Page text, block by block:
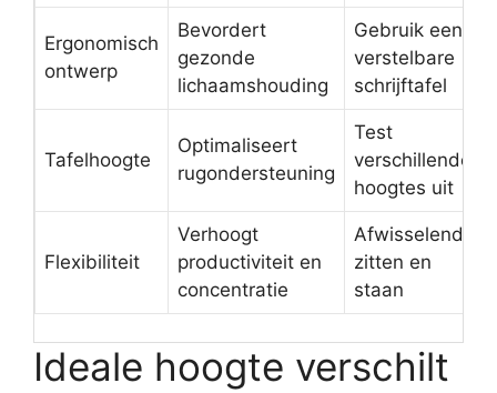
Ergonomisch
ontwerp
Bevordert
gezonde
lichaamshouding
Gebruik een
verstelbare
schrijftafel
Tafelhoogte
Optimaliseert
rugondersteuning
Test
verschillende
hoogtes uit
Flexibiliteit
Verhoogt
productiviteit en
concentratie
Afwisselend
zitten en
staan
Ideale hoogte verschilt